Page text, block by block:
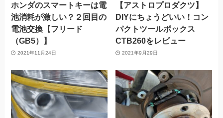
ホンダのスマートキーは電
池消耗が激しい？２回目の
電池交換【フリード
（GB5）】
2021年11月24日
【アストロプロダクツ】
DIYにちょうどいい！コン
パクトツールボックス
CTB260をレビュー
2021年9月29日